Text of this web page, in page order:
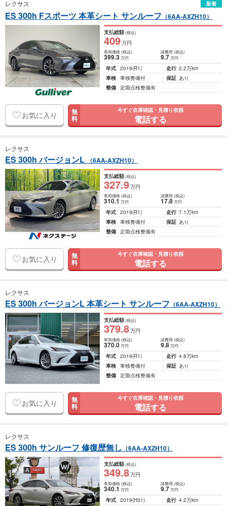
レクサス 新着
ES 300h Fスポーツ 本革シート サンルーフ （6AA-AXZH10）
支払総額(税込)
409万円
車両価格(税込)
399.3万円
諸費用 (税込)
9.7 万円
年式 2019(R1) 走行 2.2万km
車検 車検整備付 保証 あり
整備 定期点検整備有
お気に入り 無
料
今すぐ在庫確認・見積り依頼
電話する
レクサス
ES 300h バージョンL （6AA-AXZH10）
支払総額(税込)
327.9万円
車両価格(税込)
310.1万円
諸費用 (税込)
17.8 万円
年式 2019(R1) 走行 7.1万km
車検 車検整備付 保証 あり
整備 定期点検整備有
お気に入り 無
料
今すぐ在庫確認・見積り依頼
電話する
レクサス
ES 300h バージョンL 本革シート サンルーフ （6AA-AXZH10）
支払総額(税込)
379.8万円
車両価格(税込)
370.0万円
諸費用 (税込)
9.8 万円
年式 2019(R1) 走行 4.8万km
車検 車検整備付 保証 あり
整備 定期点検整備有
お気に入り 無
料
今すぐ在庫確認・見積り依頼
電話する
レクサス
ES 300h サンルーフ 修復歴無し （6AA-AXZH10）
支払総額(税込)
349.8万円
車両価格(税込)
340.1万円
諸費用 (税込)
9.7 万円
年式 2019(H31) 走行 4.2万km